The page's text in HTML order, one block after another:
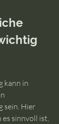
kann in
sein. Hier
sinnvoll ist,